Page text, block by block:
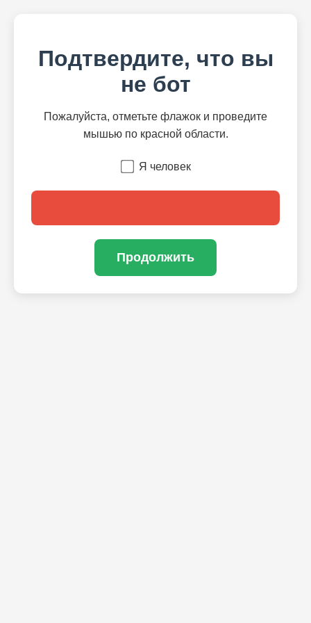
Подтвердите, что вы
не бот
Пожалуйста, отметьте флажок и проведите
мышью по красной области.
Я человек
Продолжить